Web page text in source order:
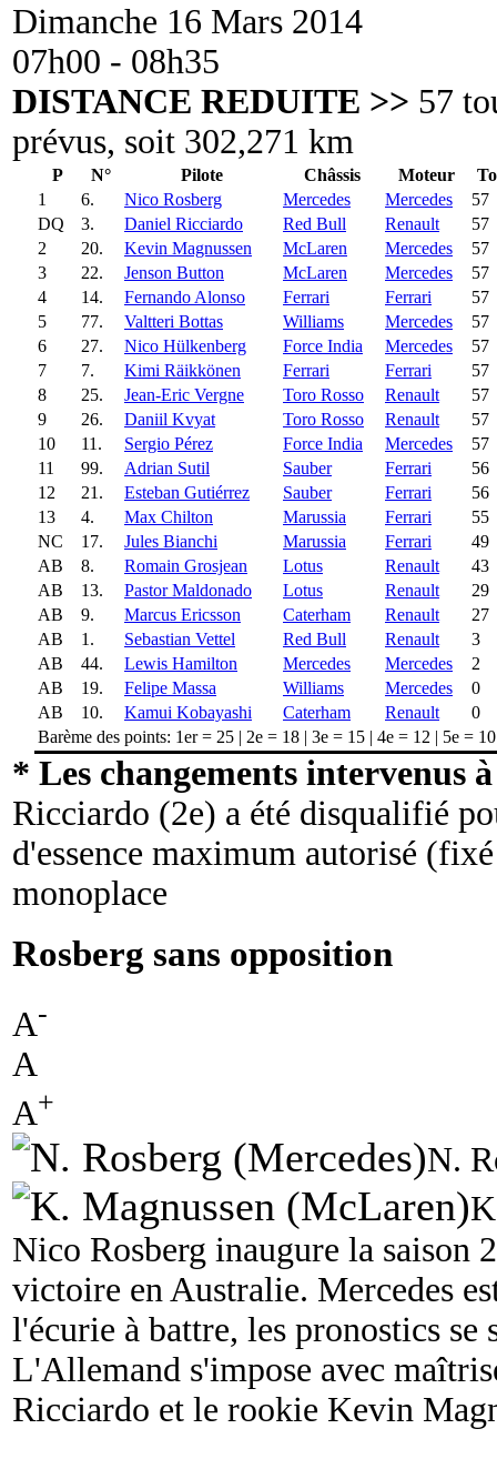
Dimanche 16 Mars 2014
07h00 - 08h35
DISTANCE REDUITE >> 57
prévus, soit 302,271 km
P N° Pilote Châssis Moteur
1
6. Nico Rosberg Mercedes Mercedes
57
DQ
3. Daniel Ricciardo Red Bull Renault
57
2
20. Kevin Magnussen McLaren Mercedes
57
3
22. Jenson Button McLaren Mercedes
57
4
14. Fernando Alonso Ferrari Ferrari
57
5
77. Valtteri Bottas Williams Mercedes
57
6
27. Nico Hülkenberg Force India Mercedes
57
7
7. Kimi Räikkönen Ferrari Ferrari
57
8
25. Jean-Eric Vergne Toro Rosso Renault
57
9
26. Daniil Kvyat Toro Rosso Renault
57
10
11. Sergio Pérez Force India Mercedes
57
11
99. Adrian Sutil Sauber Ferrari
56
12
21. Esteban Gutiérrez Sauber Ferrari
56
13
4. Max Chilton Marussia Ferrari
55
NC
17. Jules Bianchi Marussia Ferrari
49
AB
8. Romain Grosjean Lotus Renault
43
AB
13. Pastor Maldonado Lotus Renault
29
AB
9. Marcus Ericsson Caterham Renault
27
AB
1. Sebastian Vettel Red Bull Renault
3
AB
44. Lewis Hamilton Mercedes Mercedes
2
AB
19. Felipe Massa Williams Mercedes
0
AB
10. Kamui Kobayashi Caterham Renault
0
Barème des points: 1er = 25 | 2e = 18 | 3e = 15 | 4e = 12 | 5e =
* Les changements intervenus
Ricciardo (2e) a été disqualifié
d'essence maximum autorisé
monoplace
Rosberg sans opposition
A-
A
A+
N.
Nico Rosberg inaugure la saison
victoire en Australie. Mercedes
l'écurie à battre, les pronostics se
L'Allemand s'impose avec
Ricciardo et le rookie Kevin